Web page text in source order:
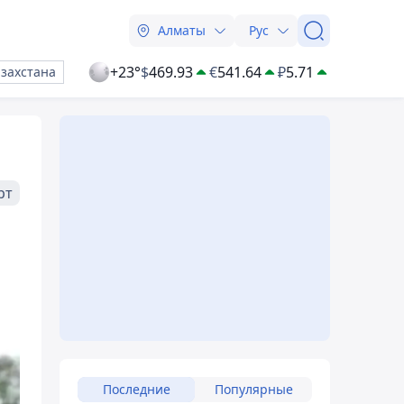
Алматы Рус
+23°$469.93 €541.64 ₽5.71
Последние Популярные